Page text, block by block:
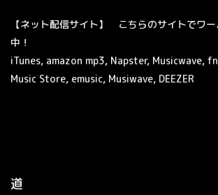
【ネット配信サイト】 こちらのサイトでワ
中！
iTunes, amazon mp3, Napster, Musicwave,
Music Store, emusic, Musiwave, DEEZER
道